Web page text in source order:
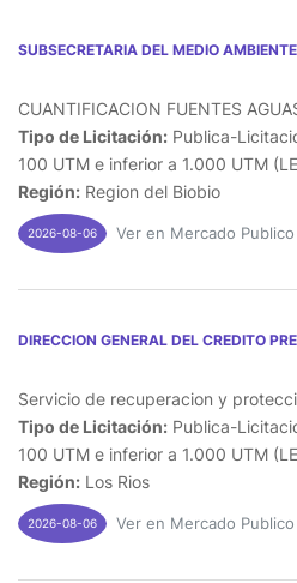
SUBSECRETARIA DEL MEDIO AMBIENTE
CUANTIFICACION FUENTES
Tipo de Licitación: Publica-
100 UTM e inferior a 1.000 UTM
Región: Region del Biobio
2026-08-06 Ver en Mercado Publico
DIRECCION GENERAL DEL CREDITO
Servicio de recuperacion y
Tipo de Licitación: Publica-
100 UTM e inferior a 1.000 UTM
Región: Los Rios
2026-08-06 Ver en Mercado Publico